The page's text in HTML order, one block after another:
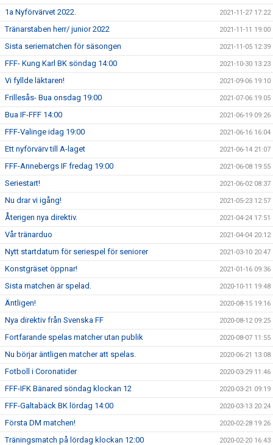
1a Nyförvärvet 2022. 2021-11-27 17:22
Tränarstaben herr/ junior 2022 2021-11-11 19:00
Sista seriematchen för säsongen 2021-11-05 12:39
FFF- Kung Karl BK söndag 14:00 2021-10-30 13:23
Vi fyllde läktaren! 2021-09-06 19:10
Frillesås- Bua onsdag 19:00 2021-07-06 19:05
Bua IF-FFF 14:00 2021-06-19 09:26
FFF-Valinge idag 19:00 2021-06-16 16:04
Ett nyförvärv till A-laget 2021-06-14 21:07
FFF-Annebergs IF fredag 19:00 2021-06-08 19:55
Seriestart! 2021-06-02 08:37
Nu drar vi igång! 2021-05-23 12:57
Återigen nya direktiv. 2021-04-24 17:51
Vår tränarduo 2021-04-04 20:12
Nytt startdatum för seriespel för seniorer 2021-03-10 20:47
Konstgräset öppnar! 2021-01-16 09:36
Sista matchen är spelad. 2020-10-11 19:48
Äntligen! 2020-08-15 19:16
Nya direktiv från Svenska FF 2020-08-12 09:25
Fortfarande spelas matcher utan publik 2020-08-07 11:55
Nu börjar äntligen matcher att spelas. 2020-06-21 13:08
Fotboll i Coronatider 2020-03-29 11:46
FFF-IFK Bänared söndag klockan 12 2020-03-21 09:19
FFF-Galtabäck BK lördag 14:00 2020-03-13 20:24
Första DM matchen! 2020-02-28 19:26
Träningsmatch på lördag klockan 12:00 2020-02-20 16:43